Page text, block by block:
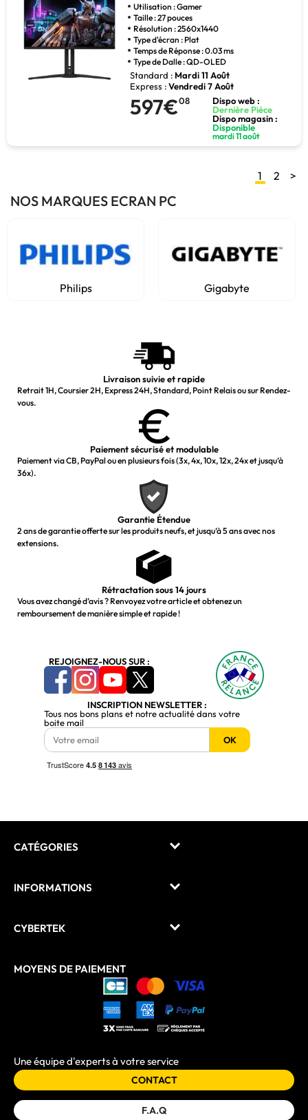
Utilisation : Gamer
Taille : 27 pouces
Résolution : 2560x1440
Type d'écran : Plat
Temps de Réponse : 0.03 ms
Type de Dalle : QD-OLED
Standard : Mardi 11 Août
Express :Vendredi 7 Août
597€08
Dispo web :
Dernière Pièce
Dispo magasin :
Disponible
mardi 11 août
1 2 >
NOS MARQUES ECRAN PC
Philips Gigabyte
Livraison suivie et rapide
Retrait 1H, Coursier 2H, Express 24H, Standard, Point Relais ou sur Rendez-
vous.
Paiement sécurisé et modulable
Paiement via CB, PayPal ou en plusieurs fois (3x, 4x, 10x, 12x, 24x et jusqu’à
36x).
Garantie Étendue
2 ans de garantie offerte sur les produits neufs, et jusqu’à 5 ans avec nos
extensions.
Rétractation sous 14 jours
Vous avez changé d’avis ? Renvoyez votre article et obtenez un
remboursement de manière simple et rapide !
REJOIGNEZ-NOUS SUR :
INSCRIPTION NEWSLETTER :
Tous nos bons plans et notre actualité dans votre
boite mail
OK
CATÉGORIES
INFORMATIONS
CYBERTEK
MOYENS DE PAIEMENT
Une équipe d'experts à votre service
CONTACT
F.A.Q